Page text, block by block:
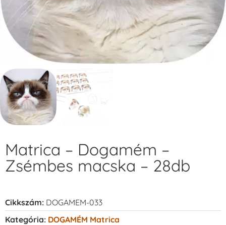
Matrica – Dogamém –
Zsémbes macska – 28db
Cikkszám: DOGAMEM-033
Kategória: DOGAMÉM Matrica